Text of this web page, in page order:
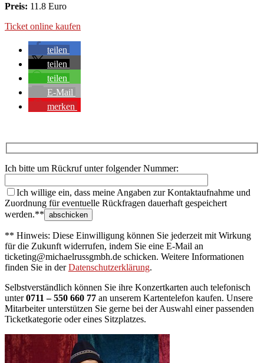
Preis: 11.8 Euro
Ticket online kaufen
teilen
teilen
teilen
E-Mail
merken
Ich bitte um Rückruf unter folgender Nummer:
Ich willige ein, dass meine Angaben zur Kontaktaufnahme und
Zuordnung für eventuelle Rückfragen dauerhaft gespeichert
werden.**
** Hinweis: Diese Einwilligung können Sie jederzeit mit Wirkung
für die Zukunft widerrufen, indem Sie eine E-Mail an
ticketing@michaelrussgmbh.de schicken. Weitere Informationen
finden Sie in derDatenschutzerklärung.
Selbstverständlich können Sie ihre Konzertkarten auch telefonisch
unter0711 – 550 660 77 an unserem Kartentelefon kaufen. Unsere
Mitarbeiter unterstützen Sie gerne bei der Auswahl einer passenden
Ticketkategorie oder eines Sitzplatzes.